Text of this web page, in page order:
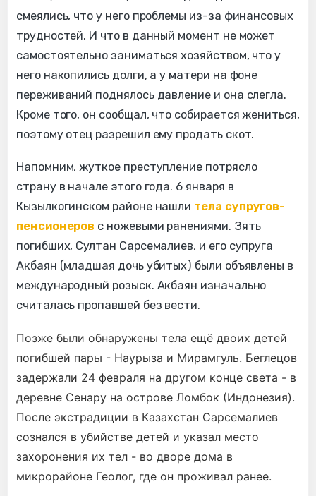
смеялись, что у него проблемы из-за финансовых
трудностей. И что в данный момент не может
самостоятельно заниматься хозяйством, что у
него накопились долги, а у матери на фоне
переживаний поднялось давление и она слегла.
Кроме того, он сообщал, что собирается жениться,
поэтому отец разрешил ему продать скот.
Напомним, жуткое преступление потрясло
страну в начале этого года. 6 января в
Кызылкогинском районе нашли тела супругов-
пенсионеров с ножевыми ранениями. Зять
погибших, Султан Сарсемалиев, и его супруга
Акбаян (младшая дочь убитых) были объявлены в
международный розыск. Акбаян изначально
считалась пропавшей без вести.
Позже были обнаружены тела ещё двоих детей
погибшей пары - Наурыза и Мирамгуль. Беглецов
задержали 24 февраля на другом конце света - в
деревне Сенару на острове Ломбок (Индонезия).
После экстрадиции в Казахстан Сарсемалиев
сознался в убийстве детей и указал место
захоронения их тел - во дворе дома в
микрорайоне Геолог, где он проживал ранее.